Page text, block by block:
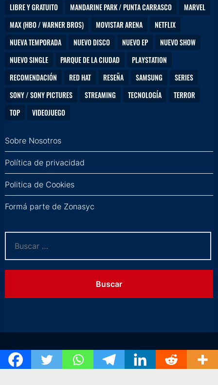
LIBRE Y GRATUITO
MANDARINE PARK / PUNTA CARRASCO
MARVEL
MAX (HBO / WARNER BROS)
MOVISTAR ARENA
NETFLIX
NUEVA TEMPORADA
NUEVO DISCO NUEVO EP
NUEVO SHOW
NUEVO SINGLE
PARQUE DE LA CIUDAD
PLAYSTATION
RECOMENDACIÓN
RED HAT RESEÑA SAMSUNG
SERIES
SONY / SONY PICTURES
STREAMING TECNOLOGÍA
TERROR
TOP
VIDEOJUEGO
Sobre Nosotros
Política de privacidad
Politica de Cookies
Formá parte de Zonasyc